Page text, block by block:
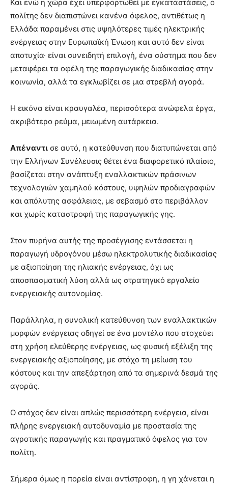
Και ενώ η χώρα έχει υπερφορτωθεί με εγκαταστάσεις, ο
πολίτης δεν διαπιστώνει κανένα όφελος, αντιθέτως η
Ελλάδα παραμένει στις υψηλότερες τιμές ηλεκτρικής
ενέργειας στην Ευρωπαϊκή Ένωση και αυτό δεν είναι
αποτυχία· είναι συνειδητή επιλογή, ένα σύστημα που δεν
μεταφέρει τα οφέλη της παραγωγικής διαδικασίας στην
κοινωνία, αλλά τα εγκλωβίζει σε μια στρεβλή αγορά.
Η εικόνα είναι κραυγαλέα, περισσότερα ανώφελα έργα,
ακριβότερο ρεύμα, μειωμένη αυτάρκεια.
Απέναντι σε αυτό, η κατεύθυνση που διατυπώνεται από
την Ελλήνων Συνέλευσις θέτει ένα διαφορετικό πλαίσιο,
βασίζεται στην ανάπτυξη εναλλακτικών πράσινων
τεχνολογιών χαμηλού κόστους, υψηλών προδιαγραφών
και απόλυτης ασφάλειας, με σεβασμό στο περιβάλλον
και χωρίς καταστροφή της παραγωγικής γης.
Στον πυρήνα αυτής της προσέγγισης εντάσσεται η
παραγωγή υδρογόνου μέσω ηλεκτρολυτικής διαδικασίας
με αξιοποίηση της ηλιακής ενέργειας, όχι ως
αποσπασματική λύση αλλά ως στρατηγικό εργαλείο
ενεργειακής αυτονομίας.
Παράλληλα, η συνολική κατεύθυνση των εναλλακτικών
μορφών ενέργειας οδηγεί σε ένα μοντέλο που στοχεύει
στη χρήση ελεύθερης ενέργειας, ως φυσική εξέλιξη της
ενεργειακής αξιοποίησης, με στόχο τη μείωση του
κόστους και την απεξάρτηση από τα σημερινά δεσμά της
αγοράς.
Ο στόχος δεν είναι απλώς περισσότερη ενέργεια, είναι
πλήρης ενεργειακή αυτοδυναμία με προστασία της
αγροτικής παραγωγής και πραγματικό όφελος για τον
πολίτη.
Σήμερα όμως η πορεία είναι αντίστροφη, η γη χάνεται η